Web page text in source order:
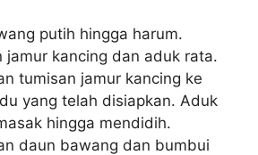
putih hingga harum.
jamur kancing dan aduk rata.
tumisan jamur kancing ke
yang telah disiapkan. Aduk
hingga mendidih.
daun bawang dan bumbui